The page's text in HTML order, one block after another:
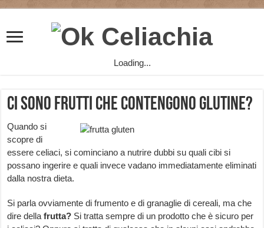
Loading...
Ci sono frutti che contengono glutine?
Quando si
scopre di
essere celiaci, si cominciano a nutrire dubbi su quali cibi si
possano ingerire e quali invece vadano immediatamente eliminati
dalla nostra dieta.
Si parla ovviamente di frumento e di granaglie di cereali, ma che
dire dellafrutta? Si tratta sempre di un prodotto che è sicuro per